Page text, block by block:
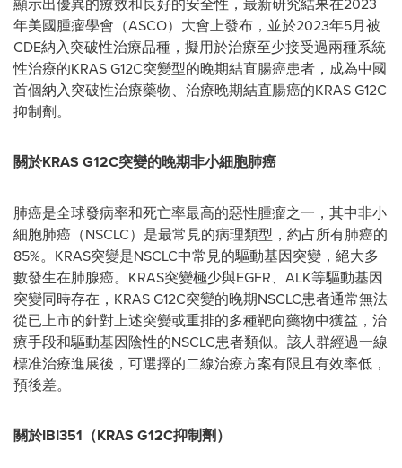
年美國腫瘤學會（ASCO）大會上發布，並於2023年5月被
CDE納入突破性治療品種，擬用於治療至少接受過兩種系統
性治療的KRAS G12C突變型的晚期結直腸癌患者，成為中國
首個納入突破性治療藥物、治療晚期結直腸癌的KRAS G12C
抑制劑。
關於KRAS G12C突變的晚期非小細胞肺癌
肺癌是全球發病率和死亡率最高的惡性腫瘤之一，其中非小
細胞肺癌（NSCLC）是最常見的病理類型，約占所有肺癌的
85%。KRAS突變是NSCLC中常見的驅動基因突變，絕大多
數發生在肺腺癌。KRAS突變極少與EGFR、ALK等驅動基因
突變同時存在，KRAS G12C突變的晚期NSCLC患者通常無法
從已上市的針對上述突變或重排的多種靶向藥物中獲益，治
療手段和驅動基因陰性的NSCLC患者類似。該人群經過一線
標准治療進展後，可選擇的二線治療方案有限且有效率低，
預後差。
關於IBI351（KRAS G12C抑制劑）